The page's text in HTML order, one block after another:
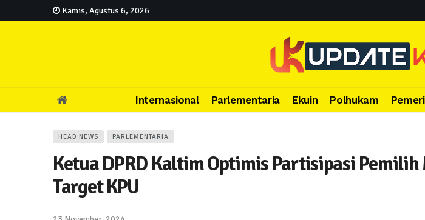
Kamis, Agustus 6, 2026
Internasional Parlementaria Ekuin Polhukam
HEAD NEWS PARLEMENTARIA
Ketua DPRD Kaltim Optimis Partisipasi Pemilih
Target KPU